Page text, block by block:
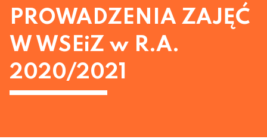
PROWADZENIA ZAJĘĆ
W WSEiZ w R.A.
2020/2021